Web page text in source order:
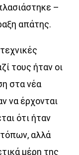
–
απάτης.
τους ήταν οι
στα νέα
να έρχονται
ότι ήταν
αλλά
µέρη της